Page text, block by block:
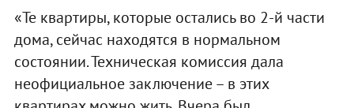
«Те квартиры, которые остались во 2-й части
дома, сейчас находятся в нормальном
состоянии. Техническая комиссия дала
неофициальное заключение – в этих